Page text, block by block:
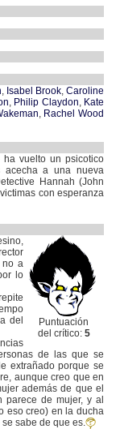
, Isabel Brook, Caroline
, Philip Claydon, Kate
, Rachel Wood
ha vuelto un psicotico
acecha a una nueva
Hannah (John
con esperanza
Puntuación
del crítico: 5
no a
lo
del
de las que se
extrañado porque se
aunque creo que en
además de que el
parece de mujer, y al
eso creo) en la ducha
sabe de que es.